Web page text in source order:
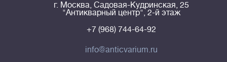
г. Москва, Садовая-Кудринская, 25
"Антикварный центр", 2-й этаж
+7 (968) 744-64-92
info@anticvarium.ru